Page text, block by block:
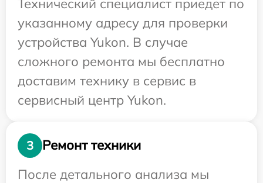
Технический специалист приедет по
указанному адресу для проверки
устройства Yukon. В случае
сложного ремонта мы бесплатно
доставим технику в сервис в
сервисный центр Yukon.
3
Ремонт техники
После детального анализа мы